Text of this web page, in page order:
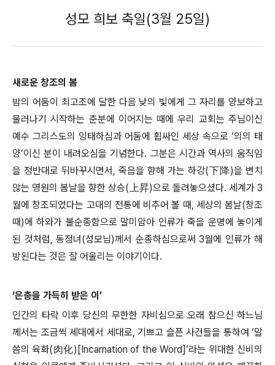
성모 희보 축일(3월 25일)
새로운 창조의 봄
밤의 어둠이 최고조에 달한 다음 낮의 빛에게 그 자리를 양보하고
물러나기 시작하는 춘분에 이어지는 때에 우리 교회는 주님이신
예수 그리스도의 잉태하심과 어둠에 휩싸인 세상 속으로 ‘의의 태
양’이신 분이 내려오심을 기념한다. 그분은 시간과 역사의 움직임
을 정반대로 뒤바꾸시면서, 죽음을 향해 가는 하강(下降)을 변치
않는 영원의 봄날을 향한 상승(上昇)으로 돌려놓으셨다. 세계가 3
월에 창조되었다는 고대의 전통에 비추어 볼 때, 세상의 봄날(창조
때)에 하와가 불순종함으로 말미암아 인류가 죽을 운명에 놓이게
된 것처럼, 동정녀(성모님)께서 순종하심으로써 3월에 인류가 해
방된다는 것은 잘 어울리는 이야기이다.
‘은총을 가득히 받은 이’
인간의 타락 이후 당신의 무한한 자비심으로 오래 참으신 하느님
께서는 조금씩 세대에서 세대로, 기쁘고 슬픈 사건들을 통하여 ‘말
씀의 육화(肉化)[Incarnation of the Word]’라는 위대한 신비의